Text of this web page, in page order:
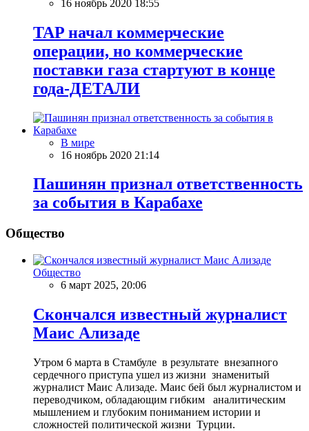
16 ноябрь 2020 18:55
TAP начал коммерческие
операции, но коммерческие
поставки газа стартуют в конце
года-ДЕТАЛИ
В мире
16 ноябрь 2020 21:14
Пашинян признал ответственность
за события в Карабахе
Общество
Общество
6 март 2025, 20:06
Скончался известный журналист
Маис Ализаде
Утром 6 марта в Стамбуле в результате внезапного
сердечного приступа ушел из жизни знаменитый
журналист Маис Ализаде. Маис бей был журналистом и
переводчиком, обладающим гибким аналитическим
мышлением и глубоким пониманием истории и
сложностей политической жизни Турции.